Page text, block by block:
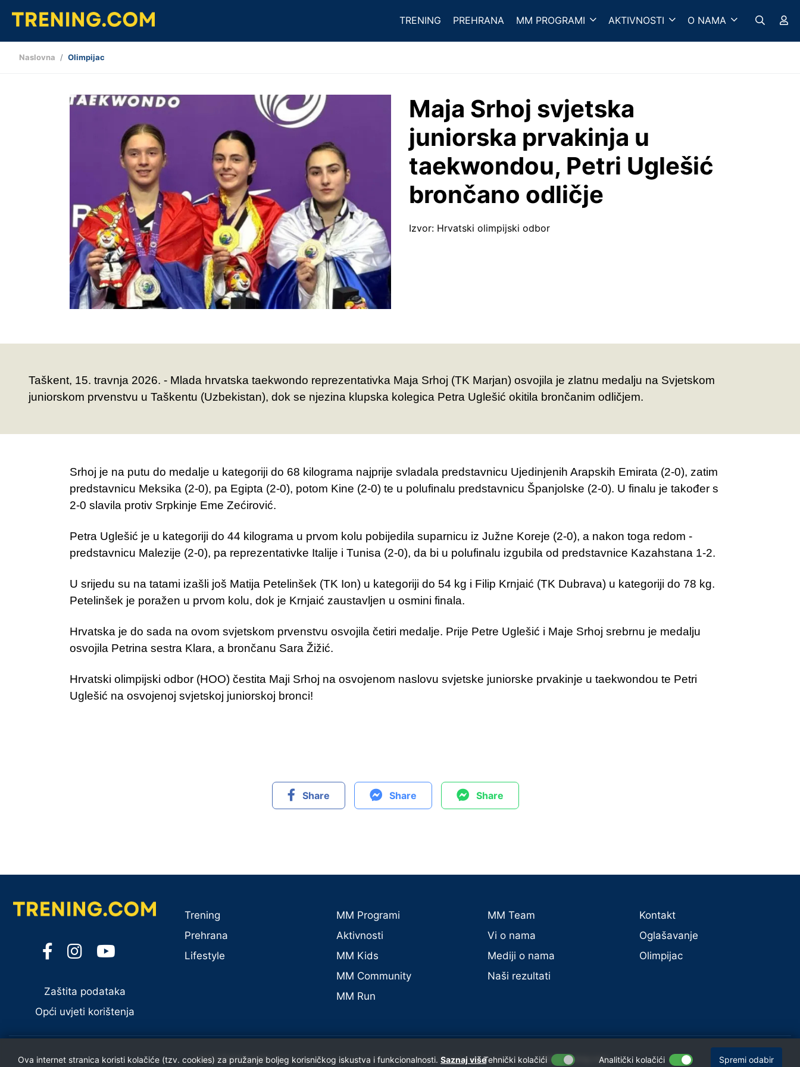
TRENING PREHRANA MM PROGRAMI AKTIVNOSTI O NAMA
Naslovna Olimpijac
Maja Srhoj svjetska
juniorska prvakinja u
taekwondou, Petri Uglešić
brončano odličje
Izvor: Hrvatski olimpijski odbor
Taškent, 15. travnja 2026. - Mlada hrvatska taekwondo reprezentativka Maja Srhoj (TK Marjan) osvojila je zlatnu medalju na Svjetskom
juniorskom prvenstvu u Taškentu (Uzbekistan), dok se njezina klupska kolegica Petra Uglešić okitila brončanim odličjem.
Srhoj je na putu do medalje u kategoriji do 68 kilograma najprije svladala predstavnicu Ujedinjenih Arapskih Emirata (2-0), zatim
predstavnicu Meksika (2-0), pa Egipta (2-0), potom Kine (2-0) te u polufinalu predstavnicu Španjolske (2-0). U finalu je također s
2-0 slavila protiv Srpkinje Eme Zećirović.
Petra Uglešić je u kategoriji do 44 kilograma u prvom kolu pobijedila suparnicu iz Južne Koreje (2-0), a nakon toga redom -
predstavnicu Malezije (2-0), pa reprezentativke Italije i Tunisa (2-0), da bi u polufinalu izgubila od predstavnice Kazahstana 1-2.
U srijedu su na tatami izašli još Matija Petelinšek (TK Ion) u kategoriji do 54 kg i Filip Krnjaić (TK Dubrava) u kategoriji do 78 kg.
Petelinšek je poražen u prvom kolu, dok je Krnjaić zaustavljen u osmini finala.
Hrvatska je do sada na ovom svjetskom prvenstvu osvojila četiri medalje. Prije Petre Uglešić i Maje Srhoj srebrnu je medalju
osvojila Petrina sestra Klara, a brončanu Sara Žižić.
Hrvatski olimpijski odbor (HOO) čestita Maji Srhoj na osvojenom naslovu svjetske juniorske prvakinje u taekwondou te Petri
Uglešić na osvojenoj svjetskoj juniorskoj bronci!
Share Share Share
Zaštita podataka
Opći uvjeti korištenja
Trening
Prehrana
Lifestyle
MM Programi
Aktivnosti
MM Kids
MM Community
MM Run
MM Team
Vi o nama
Mediji o nama
Naši rezultati
Kontakt
Oglašavanje
Olimpijac
©2026Trening.comMaterijal na ovim stranicama nije dozvoljeno kopirati bez suglasnosti. |info@trening.com
Ova internet stranica koristi kolačiće (tzv. cookies) za pružanje boljeg korisničkog iskustva i funkcionalnosti. Saznaj višeTehnički kolačići Analitički kolačići Spremi odabir